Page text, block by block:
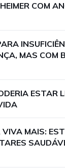
COM
MAS COM
ESTAR
VIVA MAIS: